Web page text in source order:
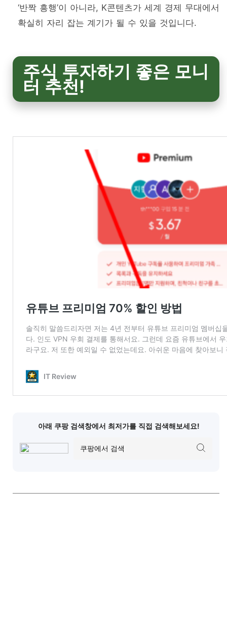
‘반짝 흥행’이 아니라, K콘텐츠가 세계 경제 무대에서
확실히 자리 잡는 계기가 될 수 있을 것입니다.
주식 투자하기 좋은 모니
터 추천!
아래 쿠팡 검색창에서 최저가를 직접 검색해보세요!